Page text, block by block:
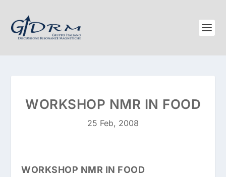
WORKSHOP NMR IN FOOD
25 Feb, 2008
WORKSHOP NMR IN FOOD